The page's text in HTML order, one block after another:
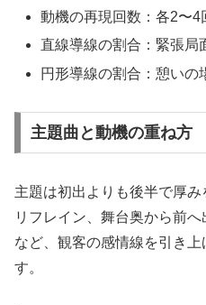
動機の再現回数：各2〜4
直線導線の割合：緊張局
円形導線の割合：憩いの
主題曲と動機の重ね方
主題は初出よりも後半で厚
リフレイン、舞台奥から前
など、観客の感情線を引き
す。